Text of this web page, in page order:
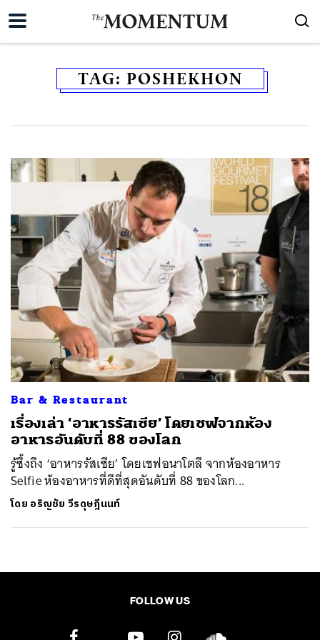
TAG: POSHEKHON
Bar & Restaurant
เรื่องเล่า ‘อาหารรัสเซีย’ โดยเชฟจากห้อง
อาหารอันดับที่ 88 ของโลก
รู้ซึ้งถึง ‘อาหารรัสเซีย’ โดยเชฟอนาโตลี จากห้องอาหาร
Selfie ห้องอาหารที่ดีที่สุดอันดับที่ 88 ของโลก...
โดย อริญชัย วีรดุษฎีนนท์
FOLLOW US
SHARE TWEET LINE EMAIL